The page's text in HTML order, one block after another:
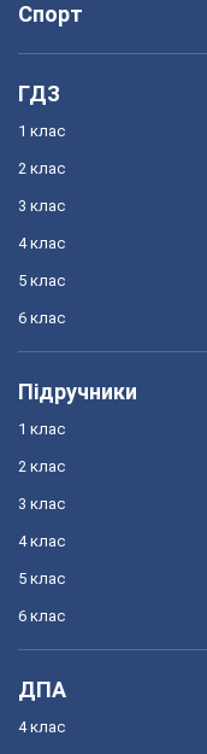
Спорт
ГДЗ
1 клас
2 клас
3 клас
4 клас
5 клас
6 клас
Підручники
1 клас
2 клас
3 клас
4 клас
5 клас
6 клас
ДПА
4 клас